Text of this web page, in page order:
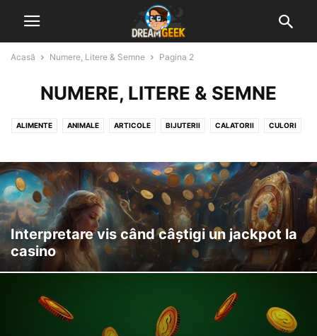
Acasă Numere, Litere & Semne Pagina 2
NUMERE, LITERE & SEMNE
ALIMENTE ANIMALE ARTICOLE BIJUTERII CALATORII CULORI
MUNCA & ACTIVITATI NATURA NUMERE, LITERE & SEMNE
OAMENI & STARI UMANE OBIECTE & CONSTRUCTII
Interpretare vis când câștigi un jackpot la
casino